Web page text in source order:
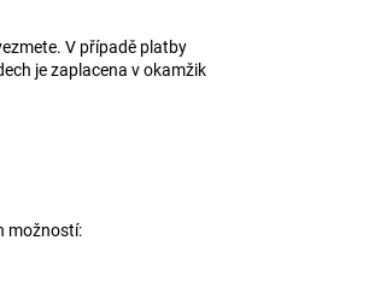
V případě platby
je zaplacena v okamžik
možností: